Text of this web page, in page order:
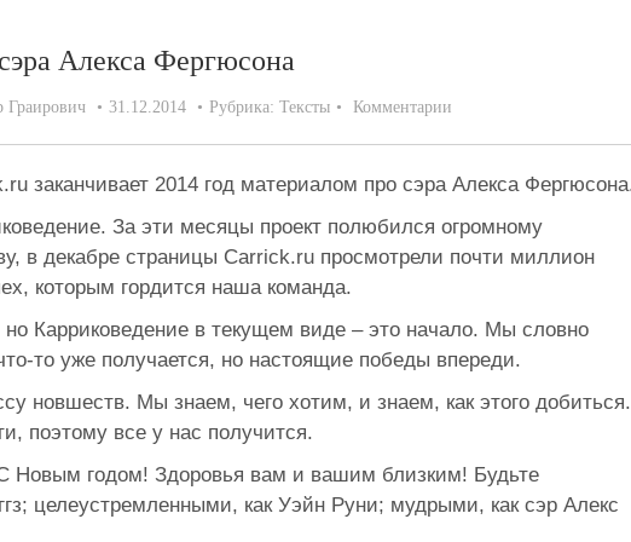
Алекса Фергюсона
Граирович 31.12.2014 Рубрика: Тексты Комментарии
заканчивает 2014 год материалом про сэра Алекса
За эти месяцы проект полюбился огромному
в декабре страницы Carrick.ru просмотрели почти миллион
которым гордится наша команда.
Карриковедение в текущем виде – это начало. Мы словно
то уже получается, но настоящие победы впереди.
новшеств. Мы знаем, чего хотим, и знаем, как этого добиться.
поэтому все у нас получится.
Новым годом! Здоровья вам и вашим близким! Будьте
целеустремленными, как Уэйн Руни; мудрыми, как сэр Алекс